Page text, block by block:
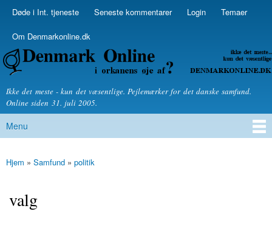
Skip to
Secondary menu
Døde i Int. tjeneste Seneste kommentarer Login Temaer
Om Denmarkonline.dk
Denmarkonline.dk - blognyheder om politik
Ikke det meste - kun det væsentlige. Pejlemærker for det danske samfund.
Online siden 31. juli 2005.
Main menu
Menu
You are here
Hjem » Samfund » politik
valg